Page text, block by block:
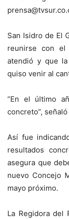
San Isidro de El
reunirse con el
atendió y que la
quiso venir al
“En el último
concreto”,
Así fue
resultados
asegura que
nuevo Concejo
mayo próximo.
La Regidora del